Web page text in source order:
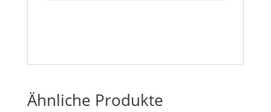
Ähnliche Produkte